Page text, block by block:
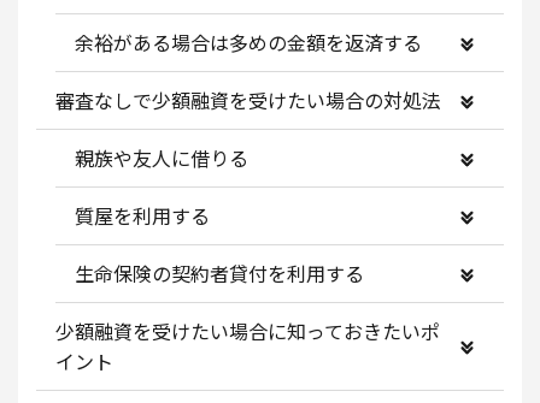
余裕がある場合は多めの金額を返済する
審査なしで少額融資を受けたい場合の対処法
親族や友人に借りる
質屋を利用する
生命保険の契約者貸付を利用する
少額融資を受けたい場合に知っておきたいポ
イント